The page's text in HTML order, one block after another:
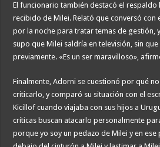
El funcionario también destacó el respaldo
recibido de Milei. Relató que conversó con
por la noche para tratar temas de gestión,
supo que Milei saldría en televisión, sin que
previamente. «Es un ser maravilloso»,
Finalmente, Adorni se cuestionó por qué
criticarlo, y comparó su situación con el
Kicillof cuando viajaba con sus hijos a
críticas buscan atacarlo personalmente
porque yo soy un pedazo de Milei y en